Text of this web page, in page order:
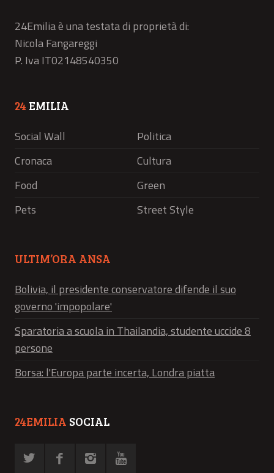
24Emilia è una testata di proprietà di:
Nicola Fangareggi
P. Iva IT02148540350
24 EMILIA
Social Wall
Politica
Cronaca
Cultura
Food
Green
Pets
Street Style
ULTIM’ORA ANSA
Bolivia, il presidente conservatore difende il suo
governo 'impopolare'
Sparatoria a scuola in Thailandia, studente uccide 8
persone
Borsa: l'Europa parte incerta, Londra piatta
24EMILIA SOCIAL